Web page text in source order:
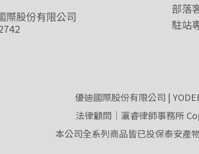
際股份有限公司
部落
駐站
優迪國際股份有限公司 |
法律顧問｜瀛睿律師事務所
本公司全系列商品皆已投保泰安產